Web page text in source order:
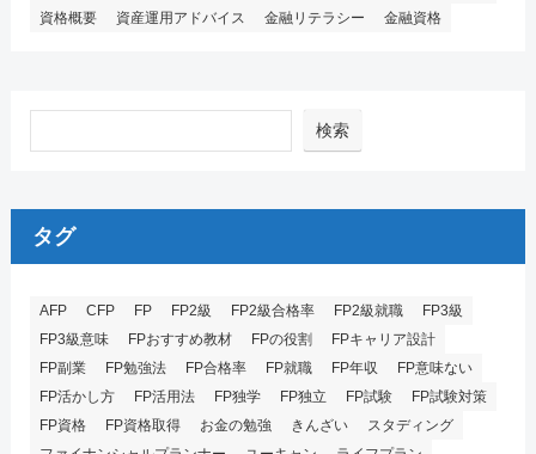
資格概要
資産運用アドバイス 金融リテラシー 金融資格
検索
タグ
AFP CFP FP FP2級 FP2級合格率 FP2級就職
FP3級
FP3級意味
FPおすすめ教材 FPの役割
FPキャリア設計
FP副業
FP勉強法 FP合格率 FP就職 FP年収
FP意味ない
FP活かし方
FP活用法 FP独学 FP独立 FP試験
FP試験対策
FP資格
FP資格取得 お金の勉強 きんざい
スタディング